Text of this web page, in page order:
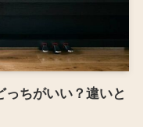
ちがいい？違いと